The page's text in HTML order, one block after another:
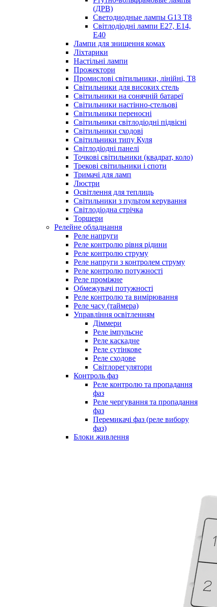
(ДРВ)
Светодиодные лампы G13 Т8
Світлодіодні лампи E27, E14,
E40
Лампи для знищення комах
Ліхтарики
Настільні лампи
Прожектори
Промислові світильники, лінійні, Т8
Світильники для високих стель
Світильники на сонячній батареї
Світильники настінно-стельові
Світильники переносні
Світильники світлодіодні підвісні
Світильники сходові
Світильники типу Куля
Світлодіодні панелі
Точкові світильники (квадрат, коло)
Трекові світильники і споти
Тримачі для ламп
Люстри
Освітлення для теплиць
Світильники з пультом керування
Світлодіодна стрічка
Торшери
Релейне обладнання
Реле напруги
Реле контролю рівня рідини
Реле контролю струму
Реле напруги з контролем струму
Реле контролю потужності
Реле проміжне
Обмежувачі потужності
Реле контролю та вимірювання
Реле часу (таймера)
Управління освітленням
Діммери
Реле імпульсне
Реле каскадне
Реле сутінкове
Реле сходове
Світлорегулятори
Контроль фаз
Реле контролю та пропадання
фаз
Реле чергування та пропадання
фаз
Перемикачі фаз (реле вибору
фаз)
Блоки живлення